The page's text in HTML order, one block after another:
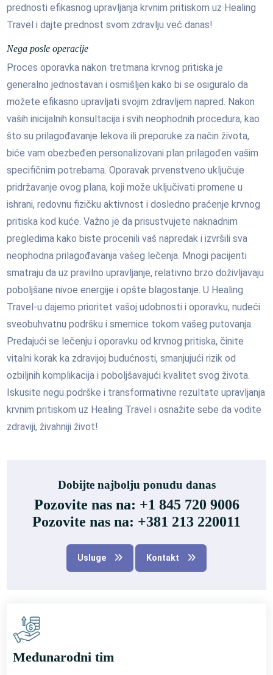
prednosti efikasnog upravljanja krvnim pritiskom uz Healing
Travel i dajte prednost svom zdravlju već danas!
Nega posle operacije
Proces oporavka nakon tretmana krvnog pritiska je
generalno jednostavan i osmišljen kako bi se osiguralo da
možete efikasno upravljati svojim zdravljem napred. Nakon
vaših inicijalnih konsultacija i svih neophodnih procedura, kao
što su prilagođavanje lekova ili preporuke za način života,
biće vam obezbeđen personalizovani plan prilagođen vašim
specifičnim potrebama. Oporavak prvenstveno uključuje
pridržavanje ovog plana, koji može uključivati promene u
ishrani, redovnu fizičku aktivnost i dosledno praćenje krvnog
pritiska kod kuće. Važno je da prisustvujete naknadnim
pregledima kako biste procenili vaš napredak i izvršili sva
neophodna prilagođavanja vašeg lečenja. Mnogi pacijenti
smatraju da uz pravilno upravljanje, relativno brzo doživljavaju
poboljšane nivoe energije i opšte blagostanje. U Healing
Travel-u dajemo prioritet vašoj udobnosti i oporavku, nudeći
sveobuhvatnu podršku i smernice tokom vašeg putovanja.
Predajući se lečenju i oporavku od krvnog pritiska, činite
vitalni korak ka zdravijoj budućnosti, smanjujući rizik od
ozbiljnih komplikacija i poboljšavajući kvalitet svog života.
Iskusite negu podrške i transformativne rezultate upravljanja
krvnim pritiskom uz Healing Travel i osnažite sebe da vodite
zdraviji, živahniji život!
Dobijte najbolju ponudu danas
Pozovite nas na: +1 845 720 9006
Pozovite nas na: +381 213 220011
Usluge Kontakt
Međunarodni tim